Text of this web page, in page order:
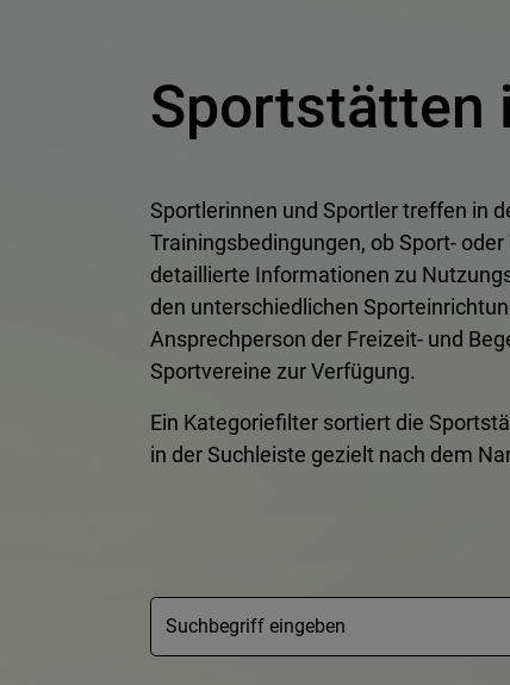
Sportstätten
Sportlerinnen und Sportler treffen in
Trainingsbedingungen, ob Sport-
detaillierte Informationen zu
den unterschiedlichen
Ansprechperson der Freizeit- und
Sportvereine zur Verfügung.
Ein Kategoriefilter sortiert die
in der Suchleiste gezielt nach dem